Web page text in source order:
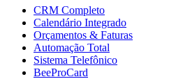
CRM Completo
Calendário Integrado
Orçamentos & Faturas
Automação Total
Sistema Telefônico
BeeProCard